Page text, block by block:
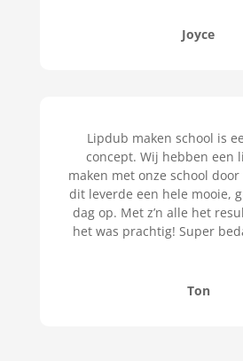
Joyce
Lipdub maken school is
concept. Wij hebben een
maken met onze school
dit leverde een hele mooie,
dag op. Met z’n alle het
het was prachtig! Super
Ton